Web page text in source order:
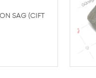
SAG (CIFT